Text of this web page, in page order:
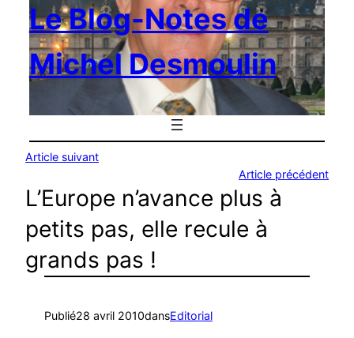
Le Blog-Notes de
Michel Desmoulin
Article suivant
Article précédent
L’Europe n’avance plus à
petits pas, elle recule à
grands pas !
Publié28 avril 2010dansEditorial